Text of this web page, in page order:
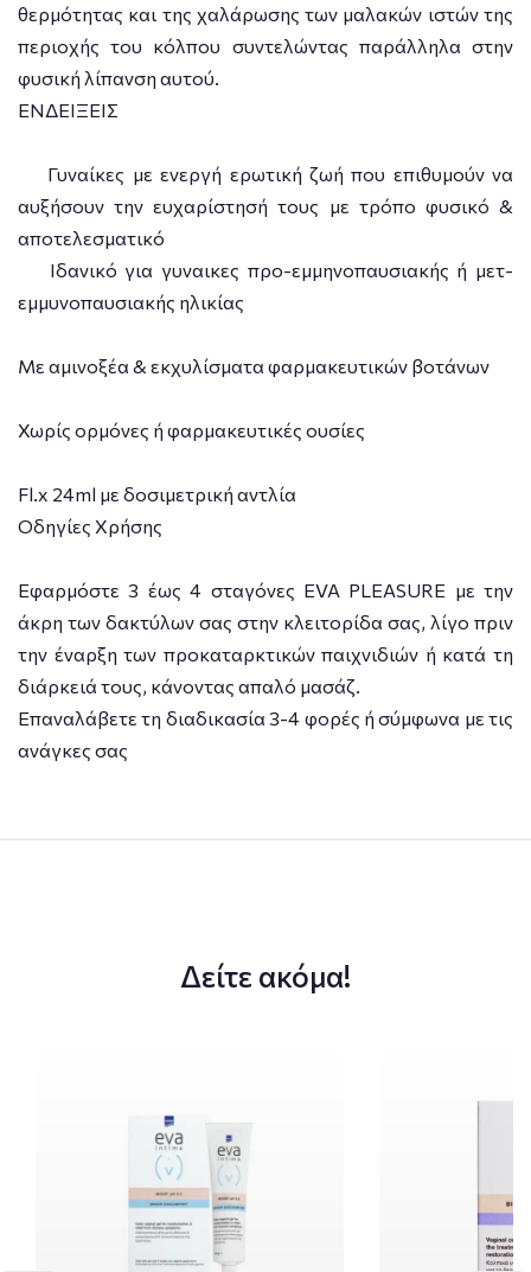
θερμότητας και της χαλάρωσης των μαλακών ιστών της
περιοχής του κόλπου συντελώντας παράλληλα στην
φυσική λίπανση αυτού.
ΕΝΔΕΙΞΕΙΣ
Γυναίκες με ενεργή ερωτική ζωή που επιθυμούν να
αυξήσουν την ευχαρίστησή τους με τρόπο φυσικό &
αποτελεσματικό
Ιδανικό για γυναικες προ-εμμηνοπαυσιακής ή μετ-
εμμυνοπαυσιακής ηλικίας
Με αμινοξέα & εκχυλίσματα φαρμακευτικών βοτάνων
Χωρίς ορμόνες ή φαρμακευτικές ουσίες
Fl.x 24ml με δοσιμετρική αντλία
Οδηγίες Χρήσης
Εφαρμόστε 3 έως 4 σταγόνες EVA PLEASURE με την
άκρη των δακτύλων σας στην κλειτορίδα σας, λίγο πριν
την έναρξη των προκαταρκτικών παιχνιδιών ή κατά τη
διάρκειά τους, κάνοντας απαλό μασάζ.
Επαναλάβετε τη διαδικασία 3-4 φορές ή σύμφωνα με τις
ανάγκες σας
Δείτε ακόμα!